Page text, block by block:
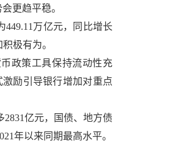
更趋平稳。
449.11万亿元，同比增长
极有为。
政策工具保持流动性充
励引导银行增加对重点
亿元，国债、地方债
年以来同期最高水平。